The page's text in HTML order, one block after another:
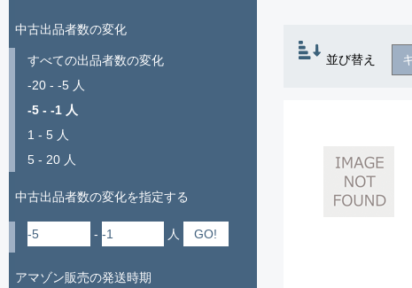
並び替え
中古出品者数の変化
すべての出品者数の変化
-20 - -5 人
-5 - -1 人
1 - 5 人
5 - 20 人
中古出品者数の変化を指定する
- 人
アマゾン販売の発送時期